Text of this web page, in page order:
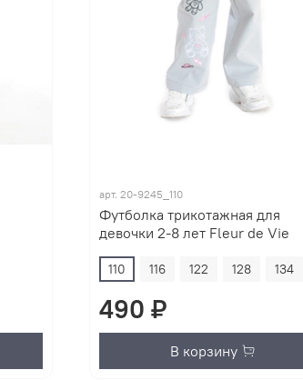
арт. 20-9245_110
Футболка трикотажная для
девочки 2-8 лет Fleur de Vie
110 116 122 128 134
490 ₽
В корзину